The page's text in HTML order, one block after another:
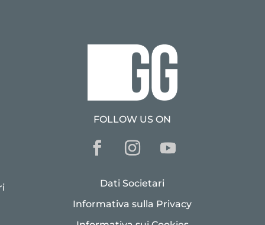
FOLLOW US ON
Dati Societari
Informativa sulla Privacy